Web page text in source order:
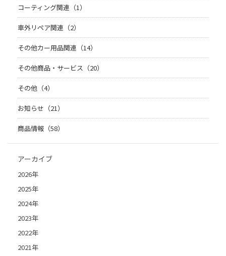
コーティング関連（1）
車外リペア関連（2）
その他カー用品関連（14）
その他商品・サービス（20）
その他（4）
お知らせ（21）
商品情報（58）
アーカイブ
2026年
2025年
2024年
2023年
2022年
2021年